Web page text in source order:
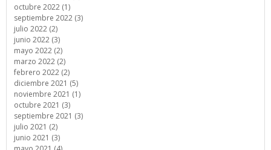
octubre 2022 (1)
septiembre 2022 (3)
julio 2022 (2)
junio 2022 (3)
mayo 2022 (2)
marzo 2022 (2)
febrero 2022 (2)
diciembre 2021 (5)
noviembre 2021 (1)
octubre 2021 (3)
septiembre 2021 (3)
julio 2021 (2)
junio 2021 (3)